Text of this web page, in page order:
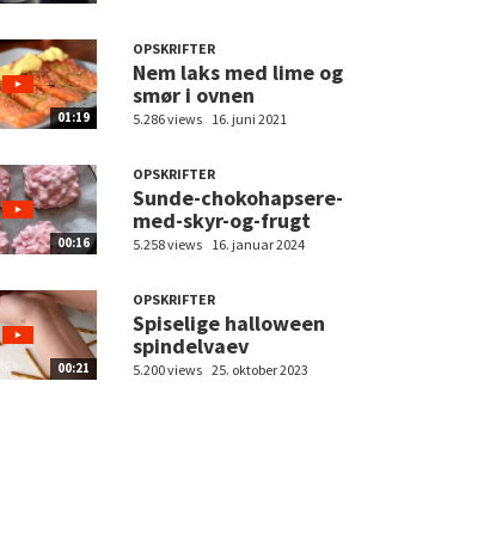
01:19
OPSKRIFTER
Nem laks med lime og
smør i ovnen
5.286 views 16. juni 2021
00:16
OPSKRIFTER
Sunde-chokohapsere-
med-skyr-og-frugt
5.258 views 16. januar 2024
00:21
OPSKRIFTER
Spiselige halloween
spindelvaev
5.200 views 25. oktober 2023